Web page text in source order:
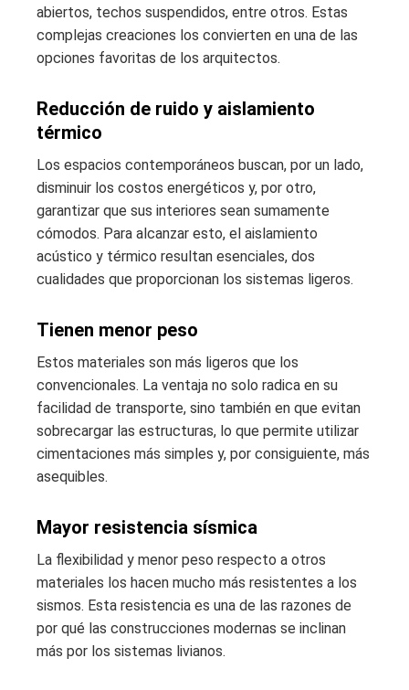
abiertos, techos suspendidos, entre otros. Estas
complejas creaciones los convierten en una de las
opciones favoritas de los arquitectos.
Reducción de ruido y aislamiento
térmico
Los espacios contemporáneos buscan, por un lado,
disminuir los costos energéticos y, por otro,
garantizar que sus interiores sean sumamente
cómodos. Para alcanzar esto, el aislamiento
acústico y térmico resultan esenciales, dos
cualidades que proporcionan los sistemas ligeros.
Tienen menor peso
Estos materiales son más ligeros que los
convencionales. La ventaja no solo radica en su
facilidad de transporte, sino también en que evitan
sobrecargar las estructuras, lo que permite utilizar
cimentaciones más simples y, por consiguiente, más
asequibles.
Mayor resistencia sísmica
La flexibilidad y menor peso respecto a otros
materiales los hacen mucho más resistentes a los
sismos. Esta resistencia es una de las razones de
por qué las construcciones modernas se inclinan
más por los sistemas livianos.